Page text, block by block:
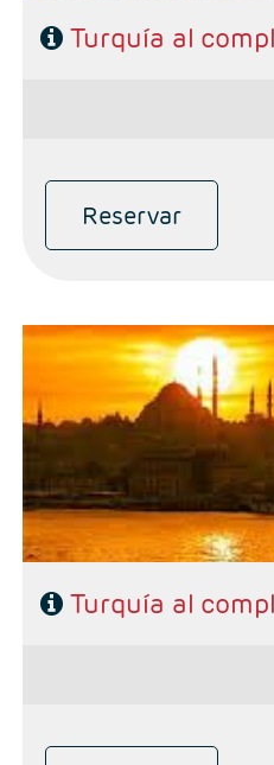
Turquía al
Reservar
- Salidas: Diarias excepto
- Ruta: 4 noches Estambul, 2
- Categoría hotelera: Primera,
- Régimen: 8 desayunos, 4
Turquía al